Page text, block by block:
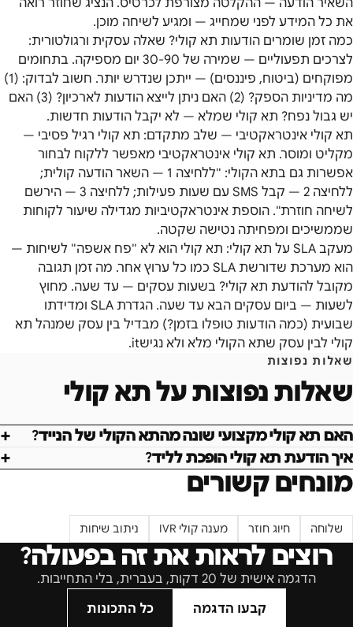
השאיר הודעה — ההקלטה מצורפת לכרטיס. הנציג שחוזר רואה
את כל המידע לפני שמחייג — ומגיע לשיחה מוכן.
כמה זמן שומרים הודעות תא קולי? שאלה עסקית ורגולטורית:
לצרכים תפעוליים — שמירה של 30-90 יום מספיקה. בתחומים
מפוקחים (ביטוח, פיננסים) — ייתכן שנדרש יותר. חשוב לבדוק: (1)
מה מדיניות הספק? (2) האם ניתן לייצא הודעות לארכיון? (3) האם
יש גבול נפח? תא קולי שמלא — לא יקבל הודעות חדשות.
תא קולי אינטראקטיבי — שלב מתקדם: תא קולי רגיל פסיבי —
מקליט ומוסר. תא קולי אינטראקטיבי מאפשר ללקוח לבחור
אפשרות גם בתא הקולי: "ללחיצה 1 — השאר הודעה קולית;
ללחיצה 2 — קבל SMS עם שעות פעילות; ללחיצה 3 — הירשם
לשיחה חוזרת". הוספת אינטראקטיביות מגדילה שיעור לקוחות
שממשיכים ומפחיתה נטישה שקטה.
מעקב SLA על תא קולי: תא קולי הוא לא "פח אשפה" לשיחות —
הוא מערכת שדורשת SLA כמו כל ערוץ אחר. מה זמן תגובה
מקובל להודעת תא קולי? בשעות עסקים — עד שעה. מחוץ
לשעות — ביום עסקים הבא עד שעה. הגדרת SLA ומדידתו
שבועית (כמה הודעות טופלו בזמן?) מבדיל בין עסק שמנהל תא
קולי לבין עסק שתא הקולי מלא ולא נגישit.
שאלות נפוצות
שאלות נפוצות עלתא קולי
האם תא קולי מקצועי שונה מהתא הקולי של הנייד?
איך הודעת תא קולי הופכת לליד?
מונחים קשורים
שלוחה חיוג חוזר מענה קולי IVR ניתוב שיחות
רוצים לראות את זה בפעולה?
הדגמה אישית של 20 דקות, בעברית, בלי התחייבות.
קבעו הדגמה
כל התכונות